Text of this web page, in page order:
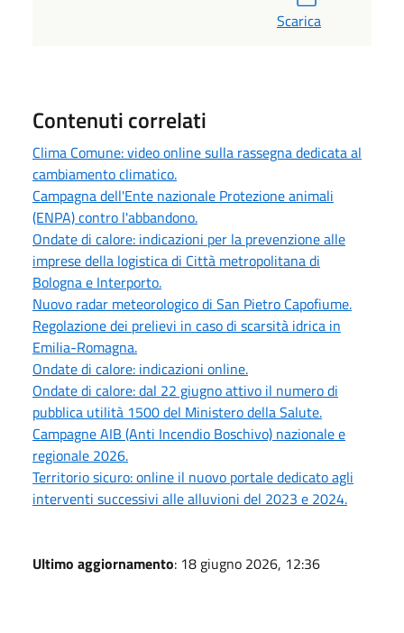
Scarica
Contenuti correlati
Clima Comune: video online sulla rassegna dedicata al
cambiamento climatico.
Campagna dell'Ente nazionale Protezione animali
(ENPA) contro l'abbandono.
Ondate di calore: indicazioni per la prevenzione alle
imprese della logistica di Città metropolitana di
Bologna e Interporto.
Nuovo radar meteorologico di San Pietro Capofiume.
Regolazione dei prelievi in caso di scarsità idrica in
Emilia-Romagna.
Ondate di calore: indicazioni online.
Ondate di calore: dal 22 giugno attivo il numero di
pubblica utilità 1500 del Ministero della Salute.
Campagne AIB (Anti Incendio Boschivo) nazionale e
regionale 2026.
Territorio sicuro: online il nuovo portale dedicato agli
interventi successivi alle alluvioni del 2023 e 2024.
Ultimo aggiornamento: 18 giugno 2026, 12:36